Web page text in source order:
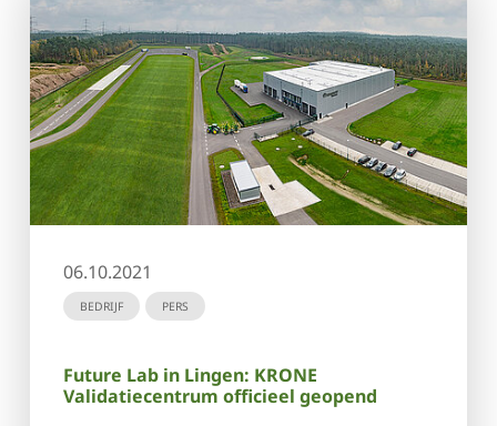
06.10.2021
BEDRIJF PERS
Future Lab in Lingen: KRONE
Validatiecentrum officieel geopend